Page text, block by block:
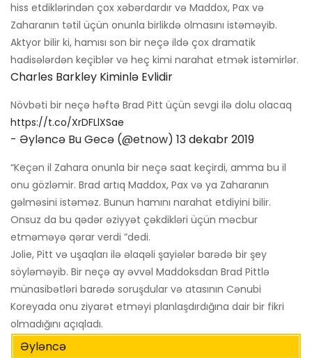
hiss etdiklərindən çox xəbərdardır və Maddox, Pax və
Zaharanın tətil üçün onunla birlikdə olmasını istəməyib.
Aktyor bilir ki, hamısı son bir neçə ildə çox dramatik
hadisələrdən keçiblər və heç kimi narahat etmək istəmirlər.
Charles Barkley Kiminlə Evlidir
Növbəti bir neçə həftə Brad Pitt üçün sevgi ilə dolu olacaq
https://t.co/XrDFLlXSae
- Əyləncə Bu Gecə (@etnow) 13 dekabr 2019
“Keçən il Zahara onunla bir neçə saat keçirdi, amma bu il
onu gözləmir. Brad artıq Maddox, Pax və ya Zaharanın
gəlməsini istəməz. Bunun hamını narahat etdiyini bilir.
Onsuz da bu qədər əziyyət çəkdikləri üçün məcbur
etməməyə qərar verdi ”dedi.
Jolie, Pitt və uşaqları ilə əlaqəli şayiələr barədə bir şey
söyləməyib. Bir neçə ay əvvəl Maddoksdan Brad Pittlə
münasibətləri barədə soruşdular və atasının Cənubi
Koreyada onu ziyarət etməyi planlaşdırdığına dair bir fikri
olmadığını açıqladı.
Əyləncə